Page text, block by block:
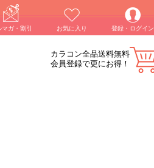
マガ・割引 お気に入り 登録・ログイン
カラコン全品送料無料
会員登録で更にお得！